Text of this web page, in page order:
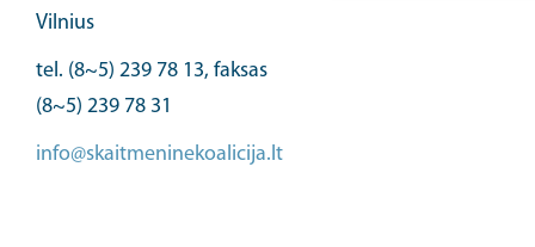
Vilnius
tel. (8~5) 239 78 13, faksas
(8~5) 239 78 31
info@skaitmeninekoalicija.lt